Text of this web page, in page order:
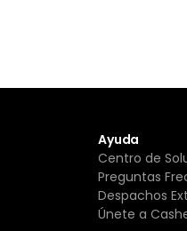
Ayuda
Centro de
Preguntas
Despachos
Únete a